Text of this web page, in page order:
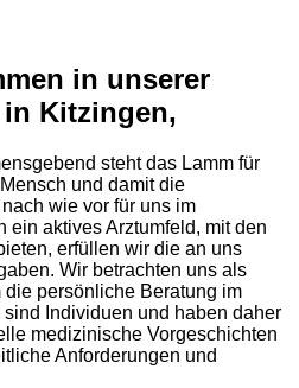
in unserer
Kitzingen,
steht das Lamm für
und damit die
wie vor für uns im
ein aktives Arztumfeld, mit den
erfüllen wir die an uns
Wir betrachten uns als
persönliche Beratung im
Individuen und haben daher
medizinische Vorgeschichten
Anforderungen und